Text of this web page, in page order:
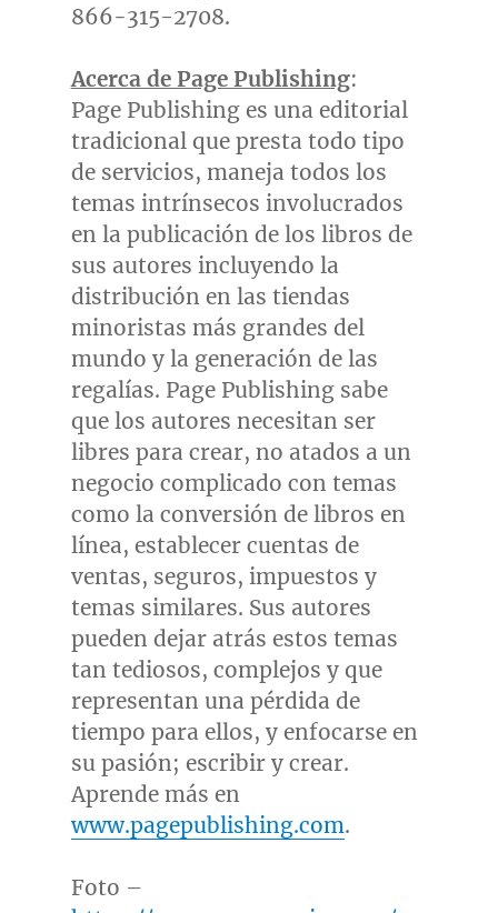
866-315-2708.
Acerca de Page Publishing:
Page Publishing es una editorial
tradicional que presta todo tipo
de servicios, maneja todos los
temas intrínsecos involucrados
en la publicación de los libros de
sus autores incluyendo la
distribución en las tiendas
minoristas más grandes del
mundo y la generación de las
regalías. Page Publishing sabe
que los autores necesitan ser
libres para crear, no atados a un
negocio complicado con temas
como la conversión de libros en
línea, establecer cuentas de
ventas, seguros, impuestos y
temas similares. Sus autores
pueden dejar atrás estos temas
tan tediosos, complejos y que
representan una pérdida de
tiempo para ellos, y enfocarse en
su pasión; escribir y crear.
Aprende más en
www.pagepublishing.com.
Foto –